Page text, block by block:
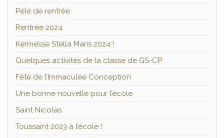
Pélé de rentrée
Rentrée 2024
Kermesse Stella Maris 2024 !
Quelques activités de la classe de GS-CP
Fête de l’Immaculée Conception
Une bonne nouvelle pour l’école
Saint Nicolas
Toussaint 2023 à l’école !